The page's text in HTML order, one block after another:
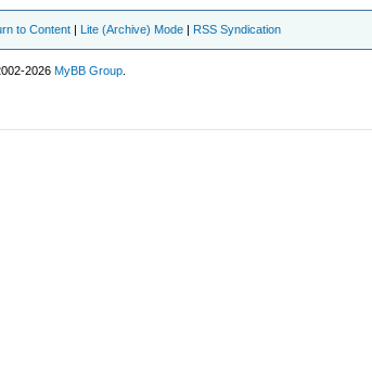
to Content | Lite (Archive) Mode | RSS Syndication
2026MyBB Group